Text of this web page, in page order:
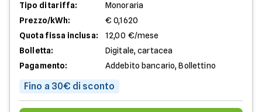
Tipo di tariffa:
Monoraria
Prezzo/kWh:
€ 0,1620
Quota fissa inclusa:
12,00 €/mese
Bolletta:
Digitale, cartacea
Pagamento:
Addebito bancario, Bollettino
Fino a 30€ di sconto